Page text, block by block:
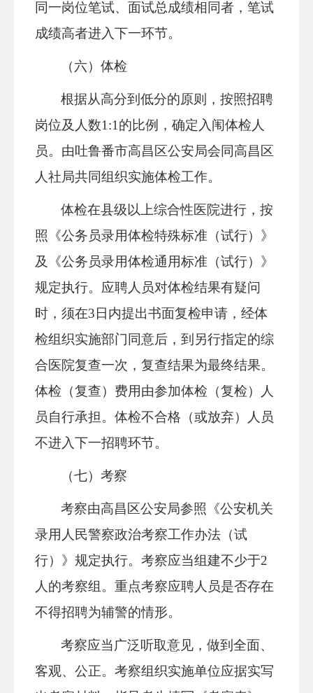
同一岗位笔试、面试总成绩相同者，笔试
成绩高者进入下一环节。
（六）体检
根据从高分到低分的原则，按照招聘
岗位及人数1:1的比例，确定入闱体检人
员。由吐鲁番市高昌区公安局会同高昌区
人社局共同组织实施体检工作。
体检在县级以上综合性医院进行，按
照《公务员录用体检特殊标准（试行）》
及《公务员录用体检通用标准（试行）》
规定执行。应聘人员对体检结果有疑问
时，须在3日内提出书面复检申请，经体
检组织实施部门同意后，到另行指定的综
合医院复查一次，复查结果为最终结果。
体检（复查）费用由参加体检（复检）人
员自行承担。体检不合格（或放弃）人员
不进入下一招聘环节。
（七）考察
考察由高昌区公安局参照《公安机关
录用人民警察政治考察工作办法（试
行）》规定执行。考察应当组建不少于2
人的考察组。重点考察应聘人员是否存在
不得招聘为辅警的情形。
考察应当广泛听取意见，做到全面、
客观、公正。考察组织实施单位应据实写